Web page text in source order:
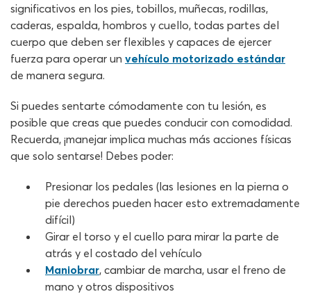
significativos en los pies, tobillos, muñecas, rodillas,
caderas, espalda, hombros y cuello, todas partes del
cuerpo que deben ser flexibles y capaces de ejercer
fuerza para operar un vehículo motorizado estándar
de manera segura.
Si puedes sentarte cómodamente con tu lesión, es
posible que creas que puedes conducir con comodidad.
Recuerda, ¡manejar implica muchas más acciones físicas
que solo sentarse! Debes poder:
Presionar los pedales (las lesiones en la pierna o
pie derechos pueden hacer esto extremadamente
difícil)
Girar el torso y el cuello para mirar la parte de
atrás y el costado del vehículo
Maniobrar, cambiar de marcha, usar el freno de
mano y otros dispositivos